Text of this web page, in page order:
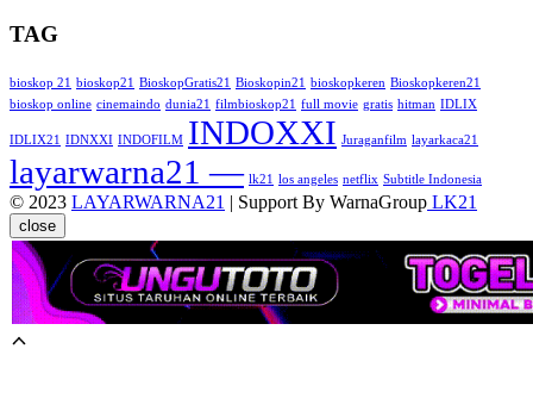
TAG
bioskop 21 bioskop21 BioskopGratis21 Bioskopin21 bioskopkeren Bioskopkeren21
bioskop online cinemaindo dunia21 filmbioskop21 full movie gratis hitman IDLIX
IDLIX21 IDNXXI INDOFILM INDOXXI Juraganfilm layarkaca21
layarwarna21 — lk21 los angeles netflix Subtitle Indonesia
© 2023 LAYARWARNA21 | Support By WarnaGroup LK21
close